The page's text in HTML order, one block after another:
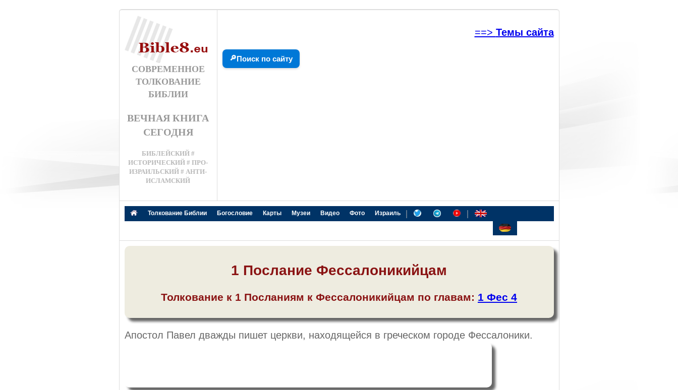
СОВРЕМЕННОЕ
ТОЛКОВАНИЕ
БИБЛИИ
ВЕЧНАЯ КНИГА
СЕГОДНЯ
БИБЛЕЙСКИЙ #
ИСТОРИЧЕСКИЙ # ПРО-
ИЗРАИЛЬСКИЙ # АНТИ-
ИСЛАМСКИЙ
==> Темы сайта
🔎Поиск по сайту
Толкование Библии Богословие Карты Музеи Видео Фото Израиль | |
1 Послание Фессалоникийцам
Толкование к 1 Посланиям к Фессалоникийцам по главам: 1 Фес 4
Апостол Павел дважды пишет церкви, находящейся в греческом городе Фессалоники.